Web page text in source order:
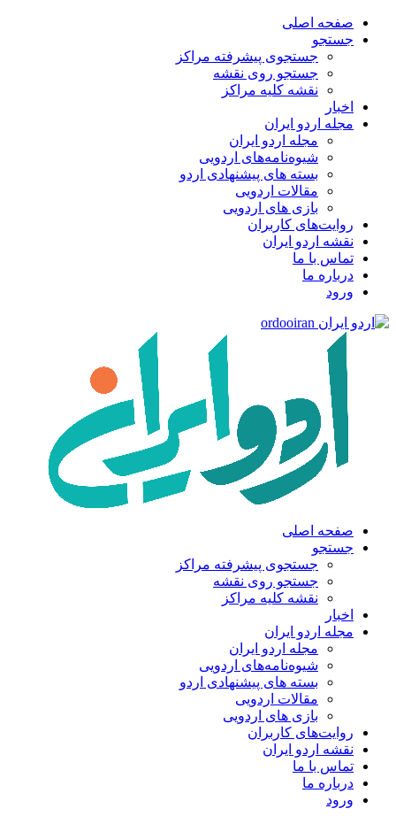
صفحه اصلی
جستجو
جستجوی پیشرفته مراکز
جستجو روی نقشه
نقشه کلیه مراکز
اخبار
مجله اردو ایران
مجله اردو ایران
شیوه‌نامه‌های اردویی
بسته های پیشنهادی اردو
مقالات اردویی
بازی های اردویی
روایت‌های کاربران
نقشه اردو ایران
تماس با ما
درباره ما
ورود
صفحه اصلی
جستجو
جستجوی پیشرفته مراکز
جستجو روی نقشه
نقشه کلیه مراکز
اخبار
مجله اردو ایران
مجله اردو ایران
شیوه‌نامه‌های اردویی
بسته های پیشنهادی اردو
مقالات اردویی
بازی های اردویی
روایت‌های کاربران
نقشه اردو ایران
تماس با ما
درباره ما
ورود